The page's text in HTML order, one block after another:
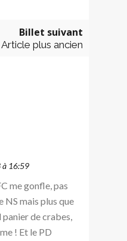
Billet suivant
Article plus ancien
à 16:59
me gonfle, pas
NS mais plus que
panier de crabes,
! Et le PD